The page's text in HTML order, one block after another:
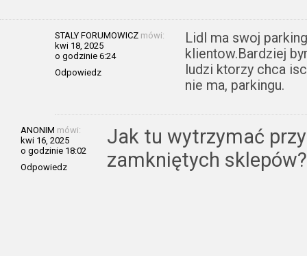
STALY FORUMOWICZ mówi:
kwi 18, 2025
o godzinie 6:24
Odpowiedz
Lidl ma swoj
klientow.Bardziej
ludzi ktorzy chca
nie ma, parkingu.
ANONIM mówi:
kwi 16, 2025
o godzinie 18:02
Odpowiedz
Jak tu wytrzymać
zamkniętych